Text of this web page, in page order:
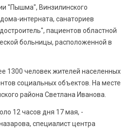
"Пышма", Винзилинского
интерната, санаториев
пациентов областной
больницы, расположенной в
1300 человек жителей населенных
социальных объектов. На месте
района Светлана Иванова.
12 часов дня 17 мая, -
специалист центра